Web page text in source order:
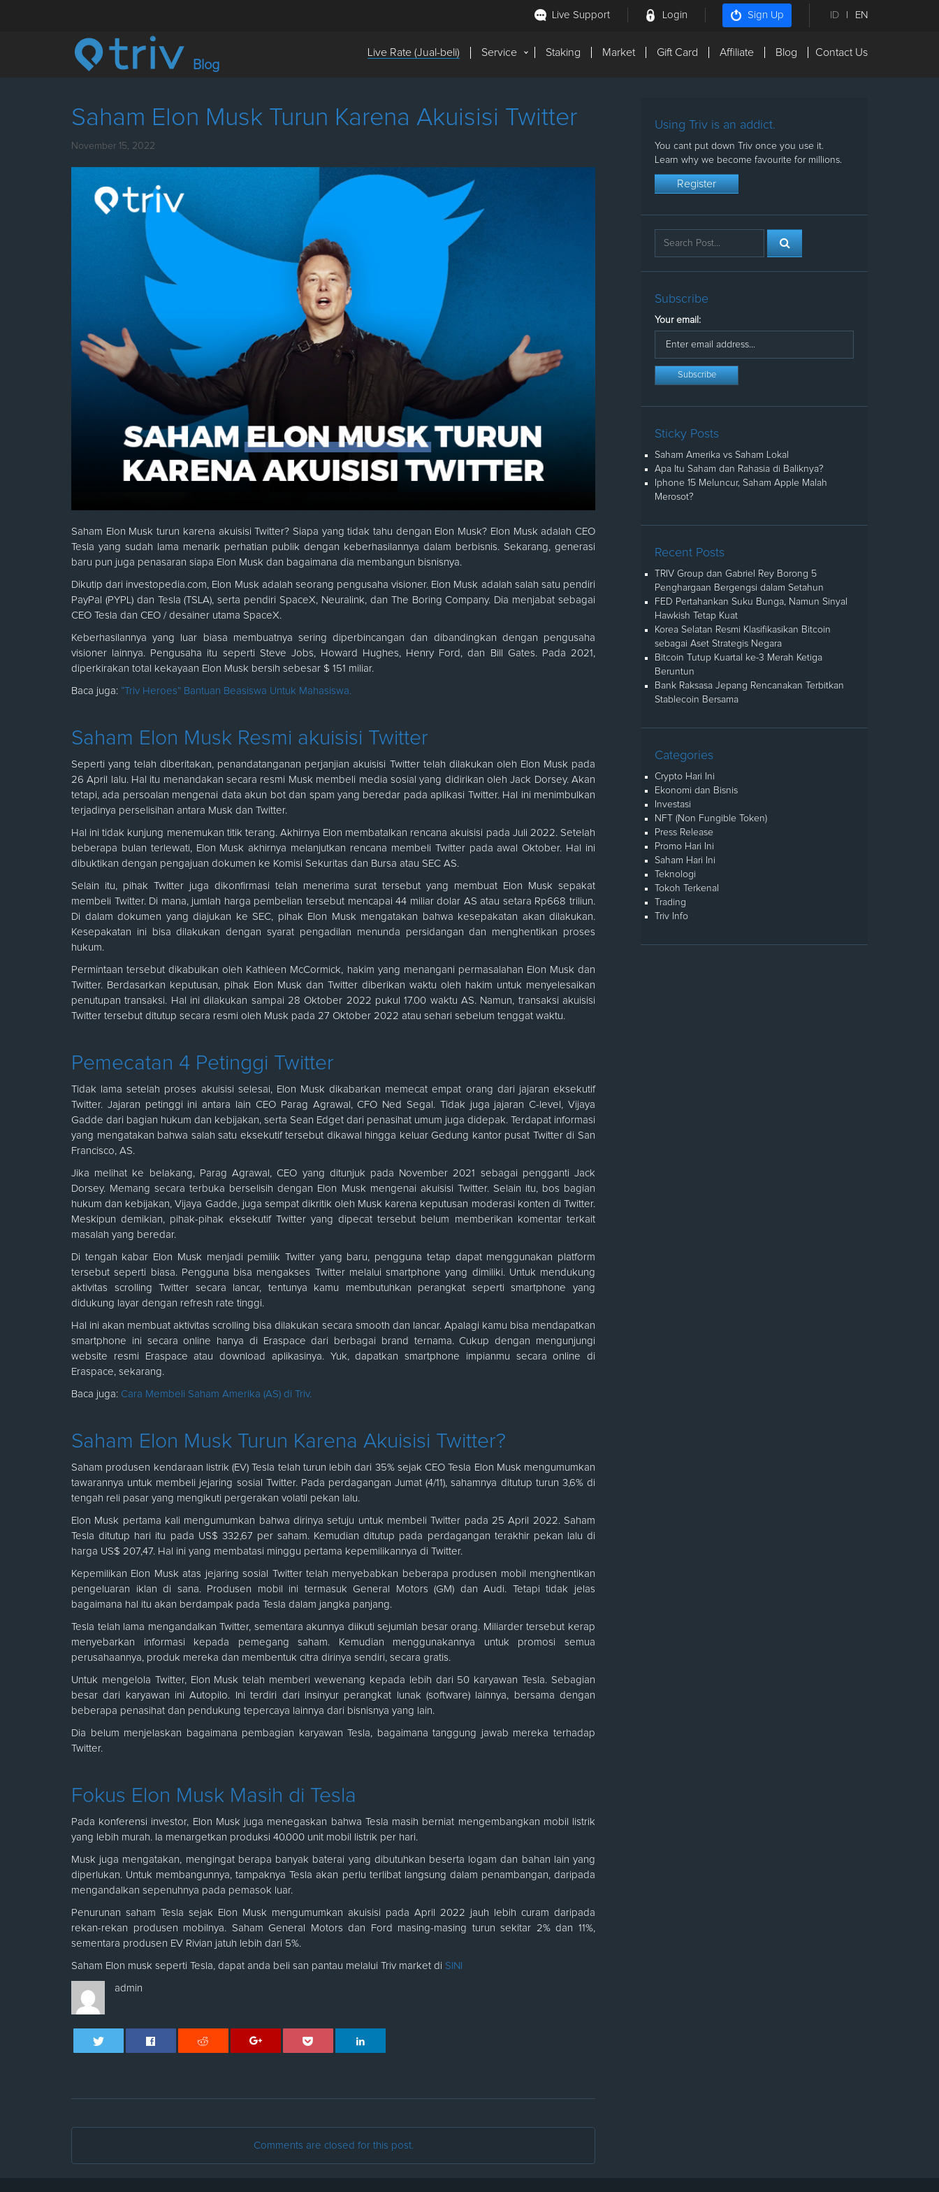
Live Support Login Sign Up ID | EN
Blog
Live Rate (Jual-beli) Service Staking Market Gift Card Affiliate Blog Contact Us
Saham Elon Musk Turun Karena Akuisisi Twitter
November 15, 2022
Saham Elon Musk turun karena akuisisi Twitter? Siapa yang tidak tahu dengan Elon Musk? Elon Musk adalah CEO
Tesla yang sudah lama menarik perhatian publik dengan keberhasilannya dalam berbisnis. Sekarang, generasi
baru pun juga penasaran siapa Elon Musk dan bagaimana dia membangun bisnisnya.
Dikutip dari investopedia.com, Elon Musk adalah seorang pengusaha visioner. Elon Musk adalah salah satu pendiri
PayPal (PYPL) dan Tesla (TSLA), serta pendiri SpaceX, Neuralink, dan The Boring Company. Dia menjabat sebagai
CEO Tesla dan CEO / desainer utama SpaceX.
Keberhasilannya yang luar biasa membuatnya sering diperbincangan dan dibandingkan dengan pengusaha
visioner lainnya. Pengusaha itu seperti Steve Jobs, Howard Hughes, Henry Ford, dan Bill Gates. Pada 2021,
diperkirakan total kekayaan Elon Musk bersih sebesar $ 151 miliar.
Baca juga: “Triv Heroes” Bantuan Beasiswa Untuk Mahasiswa.
Saham Elon Musk Resmi akuisisi Twitter
Seperti yang telah diberitakan, penandatanganan perjanjian akuisisi Twitter telah dilakukan oleh Elon Musk pada
26 April lalu. Hal itu menandakan secara resmi Musk membeli media sosial yang didirikan oleh Jack Dorsey. Akan
tetapi, ada persoalan mengenai data akun bot dan spam yang beredar pada aplikasi Twitter. Hal ini menimbulkan
terjadinya perselisihan antara Musk dan Twitter.
Hal ini tidak kunjung menemukan titik terang. Akhirnya Elon membatalkan rencana akuisisi pada Juli 2022. Setelah
beberapa bulan terlewati, Elon Musk akhirnya melanjutkan rencana membeli Twitter pada awal Oktober. Hal ini
dibuktikan dengan pengajuan dokumen ke Komisi Sekuritas dan Bursa atau SEC AS.
Selain itu, pihak Twitter juga dikonfirmasi telah menerima surat tersebut yang membuat Elon Musk sepakat
membeli Twitter. Di mana, jumlah harga pembelian tersebut mencapai 44 miliar dolar AS atau setara Rp668 triliun.
Di dalam dokumen yang diajukan ke SEC, pihak Elon Musk mengatakan bahwa kesepakatan akan dilakukan.
Kesepakatan ini bisa dilakukan dengan syarat pengadilan menunda persidangan dan menghentikan proses
hukum.
Permintaan tersebut dikabulkan oleh Kathleen McCormick, hakim yang menangani permasalahan Elon Musk dan
Twitter. Berdasarkan keputusan, pihak Elon Musk dan Twitter diberikan waktu oleh hakim untuk menyelesaikan
penutupan transaksi. Hal ini dilakukan sampai 28 Oktober 2022 pukul 17.00 waktu AS. Namun, transaksi akuisisi
Twitter tersebut ditutup secara resmi oleh Musk pada 27 Oktober 2022 atau sehari sebelum tenggat waktu.
Pemecatan 4 Petinggi Twitter
Tidak lama setelah proses akuisisi selesai, Elon Musk dikabarkan memecat empat orang dari jajaran eksekutif
Twitter. Jajaran petinggi ini antara lain CEO Parag Agrawal, CFO Ned Segal. Tidak juga jajaran C-level, Vijaya
Gadde dari bagian hukum dan kebijakan, serta Sean Edget dari penasihat umum juga didepak. Terdapat informasi
yang mengatakan bahwa salah satu eksekutif tersebut dikawal hingga keluar Gedung kantor pusat Twitter di San
Francisco, AS.
Jika melihat ke belakang, Parag Agrawal, CEO yang ditunjuk pada November 2021 sebagai pengganti Jack
Dorsey. Memang secara terbuka berselisih dengan Elon Musk mengenai akuisisi Twitter. Selain itu, bos bagian
hukum dan kebijakan, Vijaya Gadde, juga sempat dikritik oleh Musk karena keputusan moderasi konten di Twitter.
Meskipun demikian, pihak-pihak eksekutif Twitter yang dipecat tersebut belum memberikan komentar terkait
masalah yang beredar.
Di tengah kabar Elon Musk menjadi pemilik Twitter yang baru, pengguna tetap dapat menggunakan platform
tersebut seperti biasa. Pengguna bisa mengakses Twitter melalui smartphone yang dimiliki. Untuk mendukung
aktivitas scrolling Twitter secara lancar, tentunya kamu membutuhkan perangkat seperti smartphone yang
didukung layar dengan refresh rate tinggi.
Hal ini akan membuat aktivitas scrolling bisa dilakukan secara smooth dan lancar. Apalagi kamu bisa mendapatkan
smartphone ini secara online hanya di Eraspace dari berbagai brand ternama. Cukup dengan mengunjungi
website resmi Eraspace atau download aplikasinya. Yuk, dapatkan smartphone impianmu secara online di
Eraspace, sekarang.
Baca juga: Cara Membeli Saham Amerika (AS) di Triv.
Saham Elon Musk Turun Karena Akuisisi Twitter?
Saham produsen kendaraan listrik (EV) Tesla telah turun lebih dari 35% sejak CEO Tesla Elon Musk mengumumkan
tawarannya untuk membeli jejaring sosial Twitter. Pada perdagangan Jumat (4/11), sahamnya ditutup turun 3,6% di
tengah reli pasar yang mengikuti pergerakan volatil pekan lalu.
Elon Musk pertama kali mengumumkan bahwa dirinya setuju untuk membeli Twitter pada 25 April 2022. Saham
Tesla ditutup hari itu pada US$ 332,67 per saham. Kemudian ditutup pada perdagangan terakhir pekan lalu di
harga US$ 207,47. Hal ini yang membatasi minggu pertama kepemilikannya di Twitter.
Kepemilikan Elon Musk atas jejaring sosial Twitter telah menyebabkan beberapa produsen mobil menghentikan
pengeluaran iklan di sana. Produsen mobil ini termasuk General Motors (GM) dan Audi. Tetapi tidak jelas
bagaimana hal itu akan berdampak pada Tesla dalam jangka panjang.
Tesla telah lama mengandalkan Twitter, sementara akunnya diikuti sejumlah besar orang. Miliarder tersebut kerap
menyebarkan informasi kepada pemegang saham. Kemudian menggunakannya untuk promosi semua
perusahaannya, produk mereka dan membentuk citra dirinya sendiri, secara gratis.
Untuk mengelola Twitter, Elon Musk telah memberi wewenang kepada lebih dari 50 karyawan Tesla. Sebagian
besar dari karyawan ini Autopilo. Ini terdiri dari insinyur perangkat lunak (software) lainnya, bersama dengan
beberapa penasihat dan pendukung tepercaya lainnya dari bisnisnya yang lain.
Dia belum menjelaskan bagaimana pembagian karyawan Tesla, bagaimana tanggung jawab mereka terhadap
Twitter.
Fokus Elon Musk Masih di Tesla
Pada konferensi investor, Elon Musk juga menegaskan bahwa Tesla masih berniat mengembangkan mobil listrik
yang lebih murah. Ia menargetkan produksi 40.000 unit mobil listrik per hari.
Musk juga mengatakan, mengingat berapa banyak baterai yang dibutuhkan beserta logam dan bahan lain yang
diperlukan. Untuk membangunnya, tampaknya Tesla akan perlu terlibat langsung dalam penambangan, daripada
mengandalkan sepenuhnya pada pemasok luar.
Penurunan saham Tesla sejak Elon Musk mengumumkan akuisisi pada April 2022 jauh lebih curam daripada
rekan-rekan produsen mobilnya. Saham General Motors dan Ford masing-masing turun sekitar 2% dan 11%,
sementara produsen EV Rivian jatuh lebih dari 5%.
Saham Elon musk seperti Tesla, dapat anda beli san pantau melalui Triv market di SINI
admin
Comments are closed for this post.
Using Triv is an addict.
You cant put down Triv once you use it.
Learn why we become favourite for millions.
Register
Subscribe
Your email:
Sticky Posts
Saham Amerika vs Saham Lokal
Apa Itu Saham dan Rahasia di Baliknya?
Iphone 15 Meluncur, Saham Apple Malah
Merosot?
Recent Posts
TRIV Group dan Gabriel Rey Borong 5
Penghargaan Bergengsi dalam Setahun
FED Pertahankan Suku Bunga, Namun Sinyal
Hawkish Tetap Kuat
Korea Selatan Resmi Klasifikasikan Bitcoin
sebagai Aset Strategis Negara
Bitcoin Tutup Kuartal ke-3 Merah Ketiga
Beruntun
Bank Raksasa Jepang Rencanakan Terbitkan
Stablecoin Bersama
Categories
Crypto Hari Ini
Ekonomi dan Bisnis
Investasi
NFT (Non Fungible Token)
Press Release
Promo Hari Ini
Saham Hari Ini
Teknologi
Tokoh Terkenal
Trading
Triv Info